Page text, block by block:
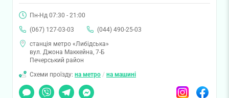
Пн-Нд 07:30 - 21:00
(067) 127-03-03
(044) 490-25-03
станція метро «Либідська»
вул. Джона Маккейна, 7-Б
Печерський район
Схеми проїзду: на метро / на машині
Чат
Viber TelegramMessenger InstagramFacebook